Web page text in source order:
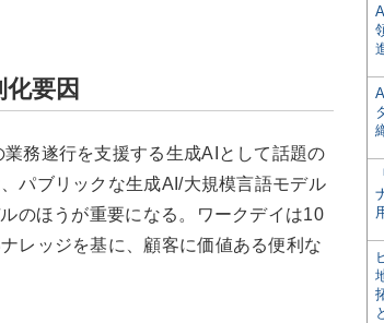
要因
務遂行を支援する生成AIとして話題の
パブリックな生成AI/大規模言語モデル
のほうが重要になる。ワークデイは10
レッジを基に、顧客に価値ある便利な